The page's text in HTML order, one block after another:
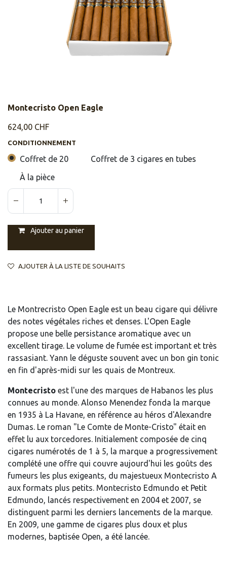
Montecristo Open Eagle
624,00 CHF
CONDITIONNEMENT
Coffret de 20
Coffret de 3 cigares en tubes
À la pièce
Ajouter au panier
AJOUTER À LA LISTE DE SOUHAITS
Le Montrecristo Open Eagle est un beau cigare qui délivre
des notes végétales riches et denses. L'Open Eagle
propose une belle persistance aromatique avec un
excellent tirage. Le volume de fumée est important et très
rassasiant. Yann le déguste souvent avec un bon gin tonic
en fin d'après-midi sur les quais de Montreux.
Montecristo est l'une des marques de Habanos les plus
connues au monde. Alonso Menendez fonda la marque
en 1935 à La Havane, en référence au héros d'Alexandre
Dumas. Le roman "Le Comte de Monte-Cristo" était en
effet lu aux torcedores. Initialement composée de cinq
cigares numérotés de 1 à 5, la marque a progressivement
complété une offre qui couvre aujourd'hui les goûts des
fumeurs les plus exigeants, du majestueux Montecristo A
aux formats plus petits. Montecristo Edmundo et Petit
Edmundo, lancés respectivement en 2004 et 2007, se
distinguent parmi les derniers lancements de la marque.
En 2009, une gamme de cigares plus doux et plus
modernes, baptisée Open, a été lancée.